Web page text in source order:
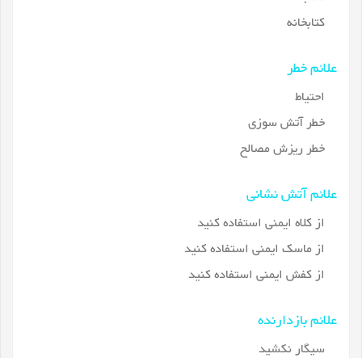
کتابخانه
علائم خطر
احتیاط
خطر آتش سوزی
خطر ریزش مصالح
علائم آتش نشانی
از کلاه ایمنی استفاده کنید
از ماسک ایمنی استفاده کنید
از کفش ایمنی استفاده کنید
علائم بازدارنده
سیگار نکشید